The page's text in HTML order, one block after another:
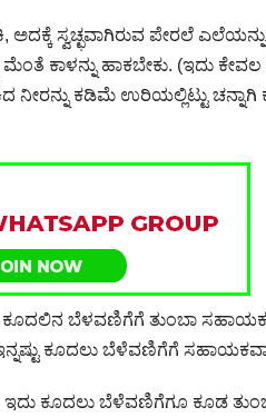
ಅದಕ್ಕೆ ಸ್ವಚ್ಛವಾಗಿರುವ ಪೇರಲೆ
ಕಾಳನ್ನು ಹಾಕಬೇಕು. (ಇದು ಕೇವಲ
ಕಡಿಮೆ ಉರಿಯಲ್ಲಿಟ್ಟು ಚನ್ನಾಗಿ
ಬೆಳವಣಿಗೆಗೆ ತುಂಬಾ
ಕೂದಲು ಬೆಳೆವಣಿಗೆಗೆ
ಇದು ಕೂದಲು ಬೆಳೆವಣಿಗೆಗೂ ಕೂಡ